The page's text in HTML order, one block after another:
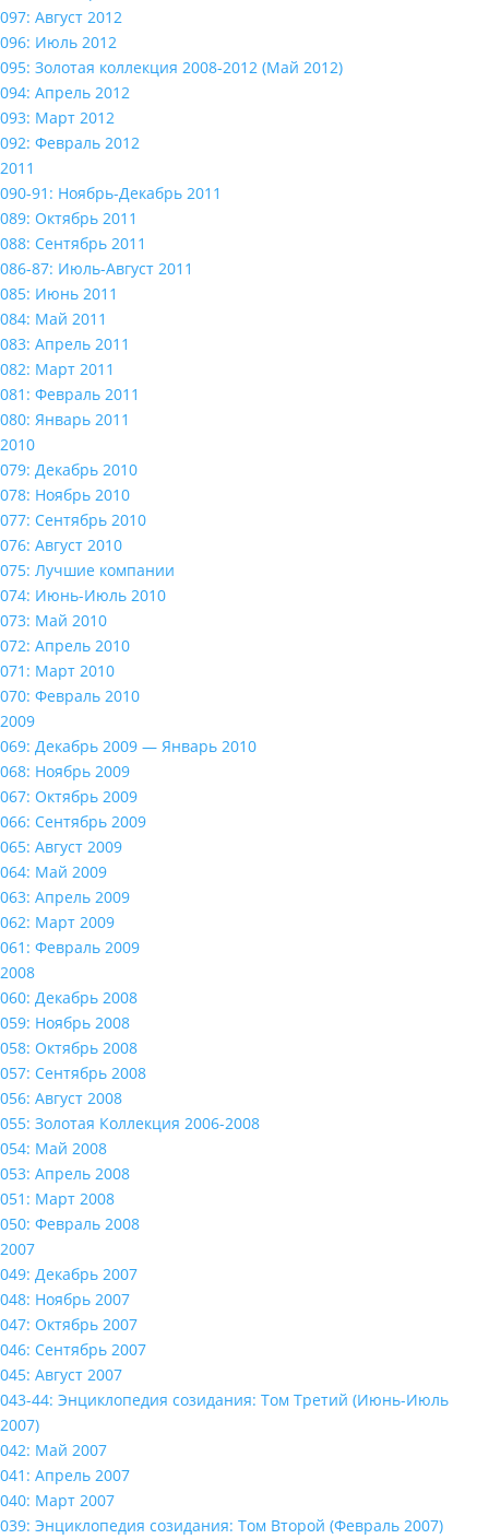
097: Август 2012
096: Июль 2012
095: Золотая коллекция 2008-2012 (Май 2012)
094: Апрель 2012
093: Март 2012
092: Февраль 2012
2011
090-91: Ноябрь-Декабрь 2011
089: Октябрь 2011
088: Сентябрь 2011
086-87: Июль-Август 2011
085: Июнь 2011
084: Май 2011
083: Апрель 2011
082: Март 2011
081: Февраль 2011
080: Январь 2011
2010
079: Декабрь 2010
078: Ноябрь 2010
077: Сентябрь 2010
076: Август 2010
075: Лучшие компании
074: Июнь-Июль 2010
073: Май 2010
072: Апрель 2010
071: Март 2010
070: Февраль 2010
2009
069: Декабрь 2009 — Январь 2010
068: Ноябрь 2009
067: Октябрь 2009
066: Сентябрь 2009
065: Август 2009
064: Май 2009
063: Апрель 2009
062: Март 2009
061: Февраль 2009
2008
060: Декабрь 2008
059: Ноябрь 2008
058: Октябрь 2008
057: Сентябрь 2008
056: Август 2008
055: Золотая Коллекция 2006-2008
054: Май 2008
053: Апрель 2008
051: Март 2008
050: Февраль 2008
2007
049: Декабрь 2007
048: Ноябрь 2007
047: Октябрь 2007
046: Сентябрь 2007
045: Август 2007
043-44: Энциклопедия созидания: Том Третий (Июнь-Июль
2007)
042: Май 2007
041: Апрель 2007
040: Март 2007
039: Энциклопедия созидания: Том Второй (Февраль 2007)